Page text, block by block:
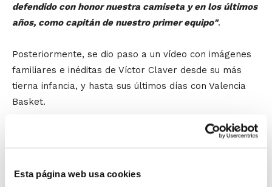
Esta página web usa cookies
defendido con honor nuestra camiseta y en los últimos
años, como capitán de nuestro primer equipo".
Posteriormente, se dio paso a un vídeo con imágenes
familiares e inéditas de Víctor Claver desde su más
tierna infancia, y hasta sus últimos días con Valencia
Basket.
El turno de palabra le correspondió entonces a Víctor
acto como éste para despedirme de la que ha sido mi